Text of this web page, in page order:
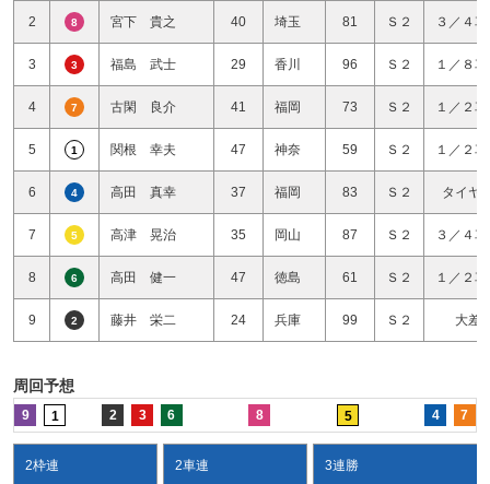
2 8 宮下 貴之 40 埼玉 81 Ｓ２ ３／４
3 3 福島 武士 29 香川 96 Ｓ２ １／８
4 7 古閑 良介 41 福岡 73 Ｓ２ １／２
5 1 関根 幸夫 47 神奈 59 Ｓ２ １／２
6 4 高田 真幸 37 福岡 83 Ｓ２ タイヤ
7 5 高津 晃治 35 岡山 87 Ｓ２ ３／４
8 6 高田 健一 47 徳島 61 Ｓ２ １／２
9 2 藤井 栄二 24 兵庫 99 Ｓ２ 大差
周回予想
9 1 2 3 6 8 5 4 7
2枠連 2車連 3連勝